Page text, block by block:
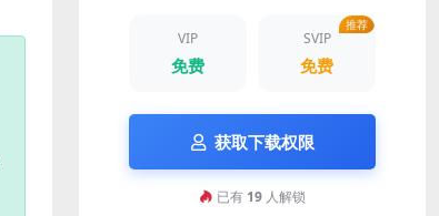
VIP
免费
推荐
SVIP
免费
获取下载权限
已有 19人解锁